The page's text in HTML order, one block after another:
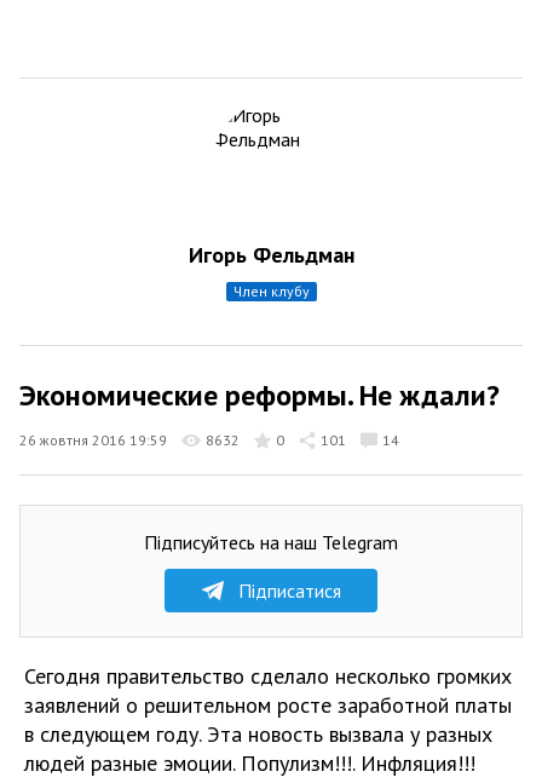
Игорь Фельдман
член клубу
Экономические реформы. Не ждали?
26 жовтня 2016 19:59 8632 0 101 14
Підписуйтесь на наш Telegram
Підписатися
Сегодня правительство сделало несколько громких
заявлений о решительном росте заработной платы
в следующем году. Эта новость вызвала у разных
людей разные эмоции. Популизм!!!. Инфляция!!!